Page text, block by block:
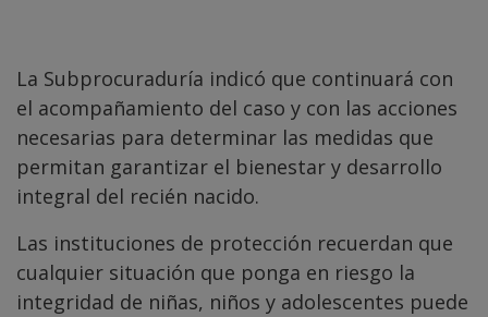
La Subprocuraduría indicó que continuará con
el acompañamiento del caso y con las acciones
necesarias para determinar las medidas que
permitan garantizar el bienestar y desarrollo
integral del recién nacido.
Las instituciones de protección recuerdan que
cualquier situación que ponga en riesgo la
integridad de niñas, niños y adolescentes puede